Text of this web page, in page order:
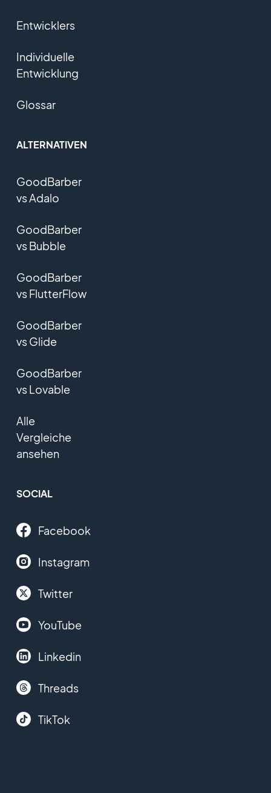
Entwicklers
Individuelle
Entwicklung
Glossar
ALTERNATIVEN
GoodBarber
vs Adalo
GoodBarber
vs Bubble
GoodBarber
vs FlutterFlow
GoodBarber
vs Glide
GoodBarber
vs Lovable
Alle
Vergleiche
ansehen
SOCIAL
Facebook
Instagram
Twitter
YouTube
Linkedin
Threads
TikTok